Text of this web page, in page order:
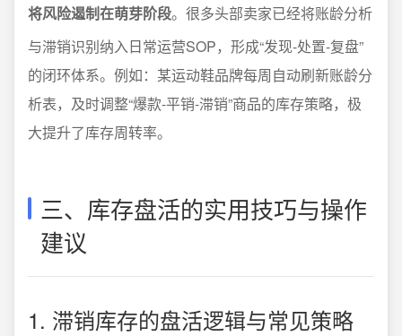
将风险遏制在萌芽阶段。很多头部卖家已经将账龄分析
与滞销识别纳入日常运营SOP，形成“发现-处置-复盘”
的闭环体系。例如：某运动鞋品牌每周自动刷新账龄分
析表，及时调整“爆款-平销-滞销”商品的库存策略，极
大提升了库存周转率。
三、库存盘活的实用技巧与操作
建议
1. 滞销库存的盘活逻辑与常见策略